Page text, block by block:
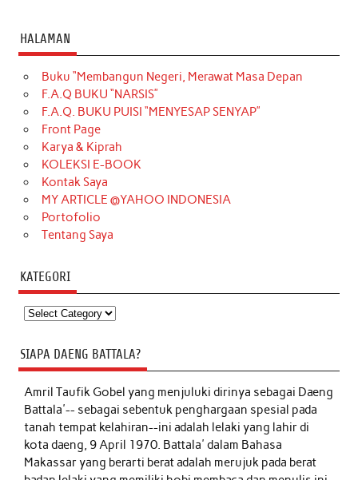
HALAMAN
Buku “Membangun Negeri, Merawat Masa Depan
F.A.Q BUKU “NARSIS”
F.A.Q. BUKU PUISI “MENYESAP SENYAP”
Front Page
Karya & Kiprah
KOLEKSI E-BOOK
Kontak Saya
MY ARTICLE @YAHOO INDONESIA
Portofolio
Tentang Saya
KATEGORI
Kategori
SIAPA DAENG BATTALA?
Amril Taufik Gobelyang menjuluki dirinya sebagai Daeng
Battala'-- sebagai sebentuk penghargaan spesial pada
tanah tempat kelahiran--ini adalah lelaki yang lahir di
kota daeng, 9 April 1970. Battala' dalam Bahasa
Makassar yang berarti berat adalah merujuk pada berat